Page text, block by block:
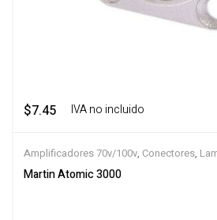
$7.45 ‎ ‎ ‎ IVA no incluido
Amplificadores 70v/100v, Conectores,
Martin Atomic 3000